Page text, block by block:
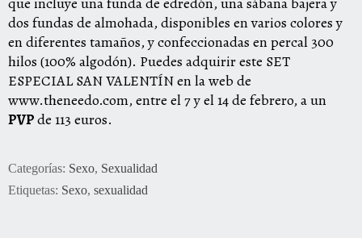
dos fundas de almohada, disponibles en varios colores y
en diferentes tamaños, y confeccionadas en percal 300
hilos (100% algodón). Puedes adquirir este SET
ESPECIAL SAN VALENTÍN en la web de
www.theneedo.com,entre el 7 y el 14 de febrero, a un
PVPde 113 euros.
Categorías: Sexo, Sexualidad
Etiquetas: Sexo, sexualidad